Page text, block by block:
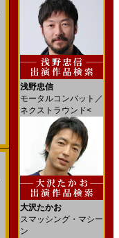
浅野忠信
モータルコンバット／
ネクストラウンド<
大沢たかお
スマッシング・マシー
ン